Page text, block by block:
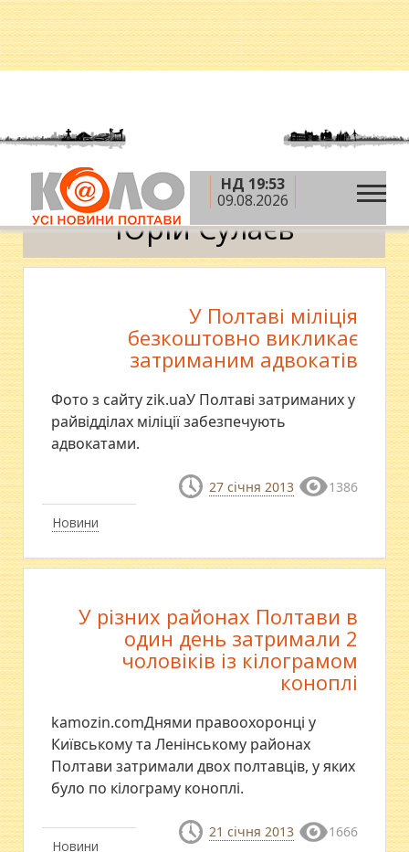
НД 19:53
09.08.2026
Головна » Юрій Сулаєв
Юрій Сулаєв
Новини
У Полтаві міліція
безкоштовно викликає
затриманим адвокатів
Фото з сайту zik.uaУ Полтаві затриманих у
райвідділах міліції забезпечують
адвокатами.
27 січня 2013 1386
Новини
У різних районах Полтави в
один день затримали 2
чоловіків із кілограмом
коноплі
kamozin.comДнями правоохоронці у
Київському та Ленінському районах
Полтави затримали двох полтавців, у яких
було по кілограму коноплі.
21 січня 2013 1666